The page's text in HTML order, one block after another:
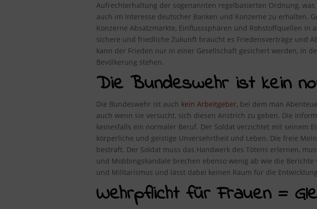
Aufrechterhaltung der sogenannten regelbasierten Ordnung,
auch im Interesse deutscher Banken und Konzerne zu erhalten.
Konzerne Absatzmärkte, Einflusssphären und Rohstoffquellen
sichere und friedliche Zukunft braucht es Friedensverträge und
kann der Frieden nur in einer Gesellschaft gesichert werden, in
Bevölkerung stehen.
Die Bundeswehr ist kein
Die Bundeswehr ist auch kein Arbeitgeber, bei dem man
auch wenn sie versucht, sich diesen Anstrich zu geben. Die
keinesfalls ein normaler Beruf. Der Soldat verzichtet mit seinem
körperliche und geistige Unversehrtheit und Leben. Die freie
bestraft. Der Soldat muss das Handwerk des Tötens erlernen,
und Mobbingskandale brechen ebenso wenig ab wie die
und Militarismus und lässt dabei keinen Raum für die
Wehrpflicht für Frauen =